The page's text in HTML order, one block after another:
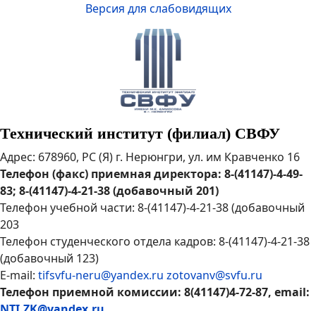
Версия для слабовидящих
Технический институт (филиал) СВФУ
Адрес: 678960, РС (Я) г. Нерюнгри, ул. им Кравченко 16
Телефон (факс) приемная директора: 8-(41147)-4-49-
83; 8-(41147)-4-21-38 (добавочный 201)
Телефон учебной части: 8-(41147)-4-21-38 (добавочный
203
Телефон студенческого отдела кадров: 8-(41147)-4-21-38
(добавочный 123)
E-mail: tifsvfu-neru@yandex.ru zotovanv@svfu.ru
Телефон приемной комиссии: 8(41147)4-72-87, email: